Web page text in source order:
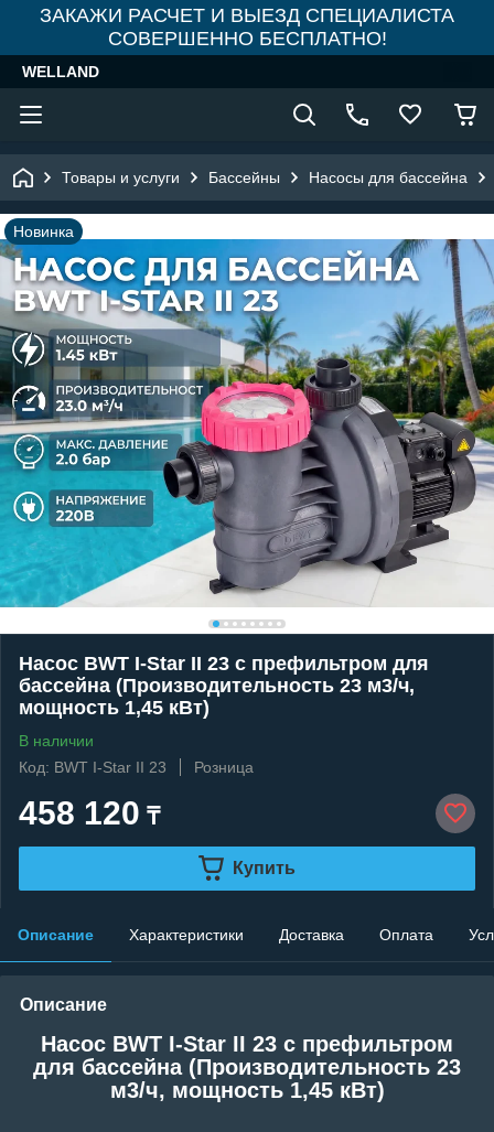
ЗАКАЖИ РАСЧЕТ И ВЫЕЗД СПЕЦИАЛИСТА
СОВЕРШЕННО БЕСПЛАТНО!
WELLAND
Товары и услуги Бассейны Насосы для бассейна
Новинка
Насос BWT I-Star II 23 c префильтром для
бассейна (Производительность 23 м3/ч,
мощность 1,45 кВт)
В наличии
Код: BWT I-Star II 23
Розница
458 120 ₸
Купить
Описание Характеристики Доставка Оплата
Описание
Насос BWT I-Star II 23 c префильтром
для бассейна (Производительность 23
м3/ч, мощность 1,45 кВт)